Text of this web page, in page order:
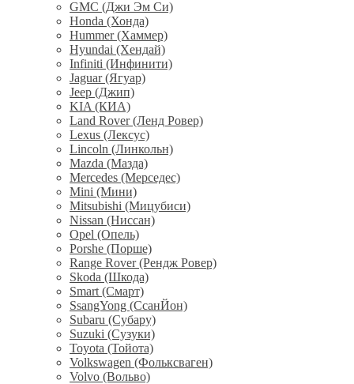
GMC (Джи Эм Си)
Honda (Хонда)
Hummer (Хаммер)
Hyundai (Хендай)
Infiniti (Инфинити)
Jaguar (Ягуар)
Jeep (Джип)
KIA (КИА)
Land Rover (Ленд Ровер)
Lexus (Лексус)
Lincoln (Линкольн)
Mazda (Мазда)
Mercedes (Мерседес)
Mini (Мини)
Mitsubishi (Мицубиси)
Nissan (Ниссан)
Opel (Опель)
Porshe (Порше)
Range Rover (Рендж Ровер)
Skoda (Шкода)
Smart (Смарт)
SsangYong (СсанЙон)
Subaru (Субару)
Suzuki (Сузуки)
Toyota (Тойота)
Volkswagen (Фольксваген)
Volvo (Вольво)